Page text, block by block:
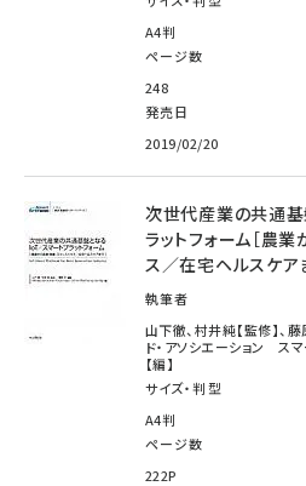
A4判
ページ数
248
発売日
2019/02/20
次世代産業の共通
ラットフォーム［農
ス／在宅ヘルスケア
執筆者
山下徹、村井純【監修】、
ド・アソシエーション スマ
【編】
サイズ・判型
A4判
ページ数
222P